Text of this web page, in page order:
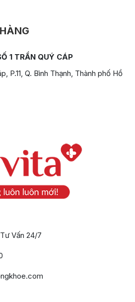
1 TRẦN QUÝ CÁP
P.11, Q. Bình Thạnh, Thành phố Hồ
Vấn 24/7